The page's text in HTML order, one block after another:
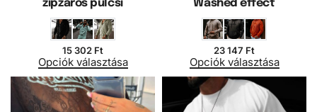
zipzáros pulcsi
15 302 Ft
Opciók választása
Washed effect
23 147 Ft
Opciók választása